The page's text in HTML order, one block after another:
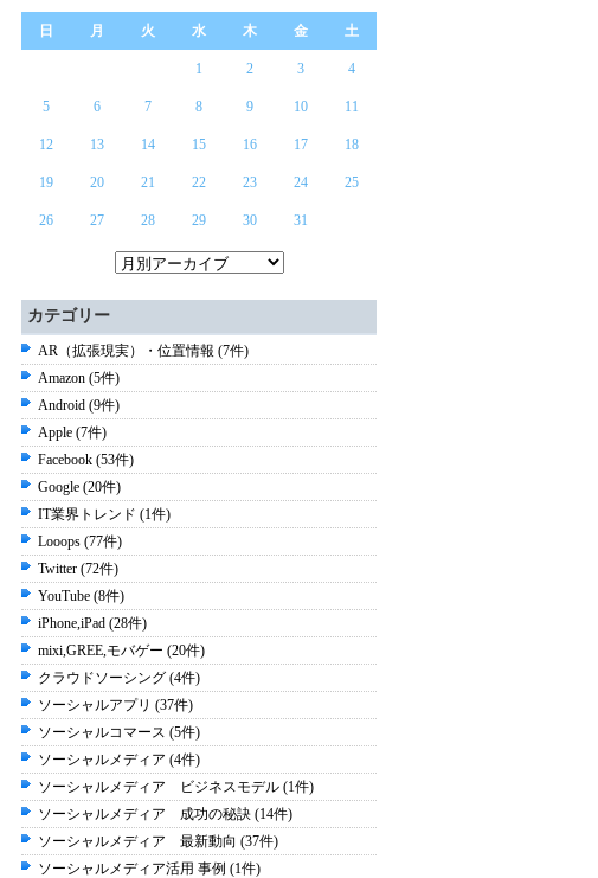
日 月 火 水 木 金 土
1 2 3 4
5 6 7 8 9 10 11
12 13 14 15 16 17 18
19 20 21 22 23 24 25
26 27 28 29 30 31
カテゴリー
AR（拡張現実）・位置情報 (7件)
Amazon (5件)
Android (9件)
Apple (7件)
Facebook (53件)
Google (20件)
IT業界トレンド (1件)
Looops (77件)
Twitter (72件)
YouTube (8件)
iPhone,iPad (28件)
mixi,GREE,モバゲー (20件)
クラウドソーシング (4件)
ソーシャルアプリ (37件)
ソーシャルコマース (5件)
ソーシャルメディア (4件)
ソーシャルメディア ビジネスモデル (1件)
ソーシャルメディア 成功の秘訣 (14件)
ソーシャルメディア 最新動向 (37件)
ソーシャルメディア活用 事例 (1件)